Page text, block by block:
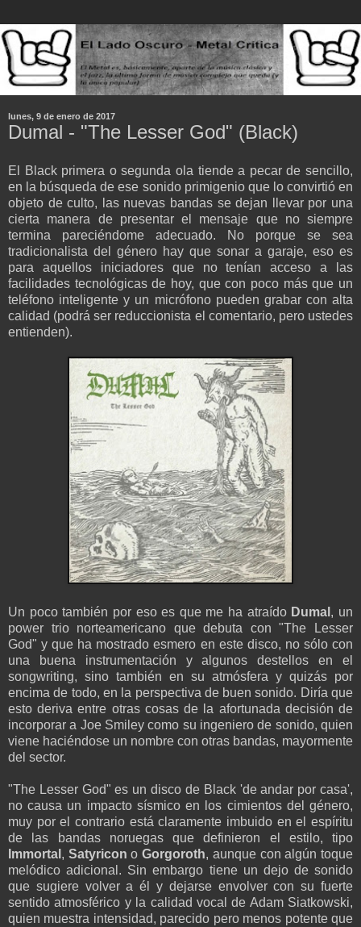
lunes, 9 de enero de 2017
Dumal - "The Lesser God" (Black)
El Black primera o segunda ola tiende a pecar de sencillo,
en la búsqueda de ese sonido primigenio que lo convirtió en
objeto de culto, las nuevas bandas se dejan llevar por una
cierta manera de presentar el mensaje que no siempre
termina pareciéndome adecuado. No porque se sea
tradicionalista del género hay que sonar a garaje, eso es
para aquellos iniciadores que no tenían acceso a las
facilidades tecnológicas de hoy, que con poco más que un
teléfono inteligente y un micrófono pueden grabar con alta
calidad (podrá ser reduccionista el comentario, pero ustedes
entienden).
Un poco también por eso es que me ha atraído Dumal , un
power trio norteamericano que debuta con "The Lesser
God" y que ha mostrado esmero en este disco, no sólo con
una buena instrumentación y algunos destellos en el
songwriting, sino también en su atmósfera y quizás por
encima de todo, en la perspectiva de buen sonido. Diría que
esto deriva entre otras cosas de la afortunada decisión de
incorporar a Joe Smiley como su ingeniero de sonido, quien
viene haciéndose un nombre con otras bandas, mayormente
del sector.
"The Lesser God" es un disco de Black 'de andar por casa',
no causa un impacto sísmico en los cimientos del género,
muy por el contrario está claramente imbuido en el espíritu
de las bandas noruegas que definieron el estilo, tipo
Immortal , Satyricon oGorgoroth, aunque con algún toque
melódico adicional. Sin embargo tiene un dejo de sonido
que sugiere volver a él y dejarse envolver con su fuerte
sentido atmosférico y la calidad vocal de Adam Siatkowski,
quien muestra intensidad, parecido pero menos potente que